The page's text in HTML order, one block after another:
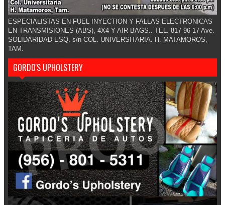
ESPECIALISTAS EN FUEL INYECTION Y FALLAS ELECTRONICAS
EN TRANSMISIONES (ABS), 4X4 Y AIR BAGS.. TEL. 817-96-17 Ave.
SOLIDARIDAD ESQ. s/n COL. UNIVERSITARIA. H. MATAMOROS,
TAM.
GORDO'S UPHOLSTERY